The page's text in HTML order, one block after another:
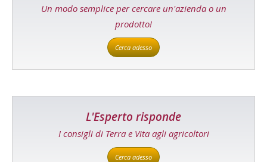
Un modo semplice per cercare un'azienda o un
prodotto!
Cerca adesso
L'Esperto risponde
I consigli di Terra e Vita agli agricoltori
Cerca adesso